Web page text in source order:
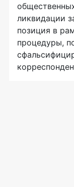
ликвидации
позиция в
процедуры,